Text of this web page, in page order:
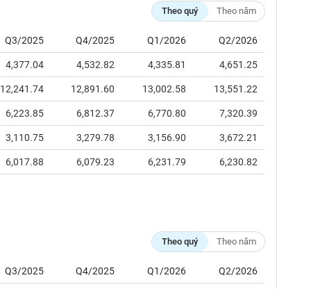
Theo quý Theo năm
Q3/2025 Q4/2025 Q1/2026 Q2/2026
4,377.04 4,532.82 4,335.81 4,651.25
12,241.74 12,891.60 13,002.58 13,551.22
6,223.85 6,812.37 6,770.80 7,320.39
3,110.75 3,279.78 3,156.90 3,672.21
6,017.88 6,079.23 6,231.79 6,230.82
Theo quý Theo năm
Q3/2025 Q4/2025 Q1/2026 Q2/2026